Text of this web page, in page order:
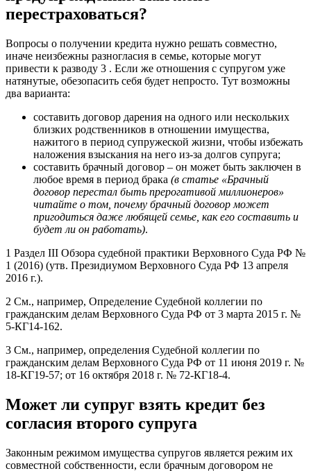
перестраховаться?
Вопросы о получении кредита нужно решать совместно,
иначе неизбежны разногласия в семье, которые могут
привести к разводу 3 . Если же отношения с супругом уже
натянутые, обезопасить себя будет непросто. Тут возможны
два варианта:
составить договор дарения на одного или нескольких
близких родственников в отношении имущества,
нажитого в период супружеской жизни, чтобы избежать
наложения взыскания на него из-за долгов супруга;
составить брачный договор – он может быть заключен в
любое время в период брака (в статье «Брачный
договор перестал быть прерогативой миллионеров»
читайте о том, почему брачный договор может
пригодиться даже любящей семье, как его составить и
будет ли он работать).
1 Раздел III Обзора судебной практики Верховного Суда РФ №
1 (2016) (утв. Президиумом Верховного Суда РФ 13 апреля
2016 г.).
2 См., например, Определение Судебной коллегии по
гражданским делам Верховного Суда РФ от 3 марта 2015 г. №
5-КГ14-162.
3 См., например, определения Судебной коллегии по
гражданским делам Верховного Суда РФ от 11 июня 2019 г. №
18-КГ19-57; от 16 октября 2018 г. № 72-КГ18-4.
Может ли супруг взять кредит без
согласия второго супруга
Законным режимом имущества супругов является режим их
совместной собственности, если брачным договором не